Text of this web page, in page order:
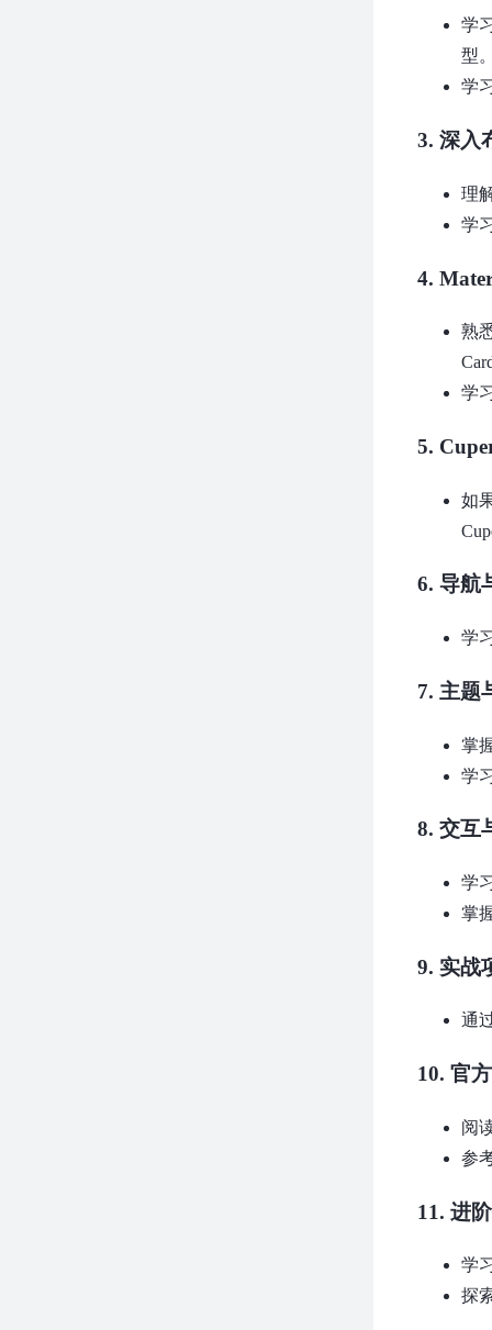
学
型
学
3. 深入
理
学
4.
熟
学
5.
如
6. 导航
学
7. 主题
掌
学
8. 交互
学
掌
9. 实战
通
10. 官
阅
参
11. 进
学
探